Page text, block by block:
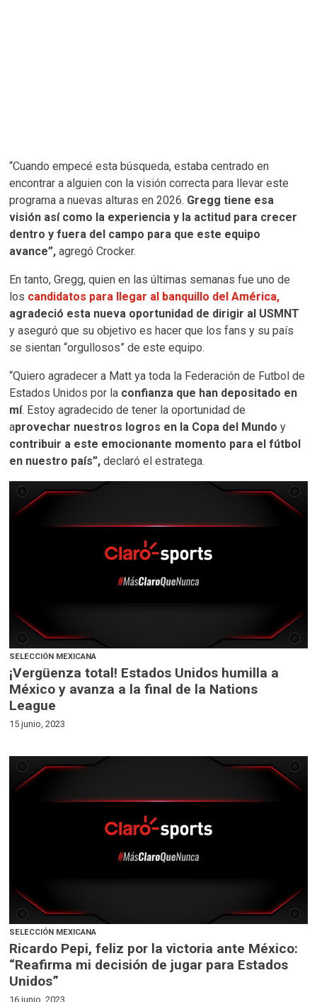
“Cuando empecé esta búsqueda, estaba centrado en
encontrar a alguien con la visión correcta para llevar este
programa a nuevas alturas en 2026. Gregg tiene esa
visión así como la experiencia y la actitud para crecer
dentro y fuera del campo para que este equipo
avance”, agregó Crocker.
En tanto, Gregg, quien en las últimas semanas fue uno de
los candidatos para llegar al banquillo del América,
agradeció esta nueva oportunidad de dirigir al USMNT
y aseguró que su objetivo es hacer que los fans y su país
se sientan “orgullosos” de este equipo.
“Quiero agradecer a Matt ya toda la Federación de Futbol de
Estados Unidos por la confianza que han depositado en
mí. Estoy agradecido de tener la oportunidad de
aprovechar nuestros logros en la Copa del Mundo y
contribuir a este emocionante momento para el fútbol
en nuestro país”, declaró el estratega.
SELECCIÓN MEXICANA
¡Vergüenza total! Estados Unidos humilla a
México y avanza a la final de la Nations
League
15 junio, 2023
SELECCIÓN MEXICANA
Ricardo Pepi, feliz por la victoria ante México:
“Reafirma mi decisión de jugar para Estados
Unidos”
16 junio, 2023